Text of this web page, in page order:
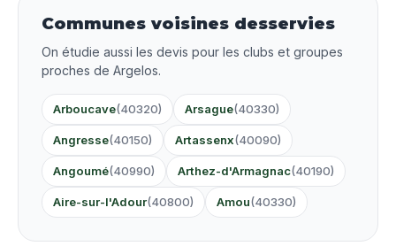
Communes voisines desservies
On étudie aussi les devis pour les clubs et groupes
proches de Argelos.
Arboucave(40320) Arsague(40330)
Angresse(40150) Artassenx(40090)
Angoumé(40990) Arthez-d'Armagnac(40190)
Aire-sur-l'Adour(40800) Amou(40330)